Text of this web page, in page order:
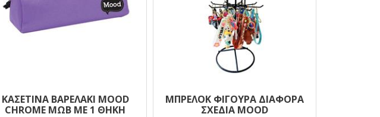
ΚΑΣΕΤΊΝΑ ΒΑΡΕΛΆΚΙ MOOD
CHROME ΜΩΒ ΜΕ 1 ΘΉΚΗ
ΜΠΡΕΛΟΚ ΦΙΓΟΥΡΑ ΔΙΑΦΟΡΑ
ΣΧΕΔΙΑ MOOD